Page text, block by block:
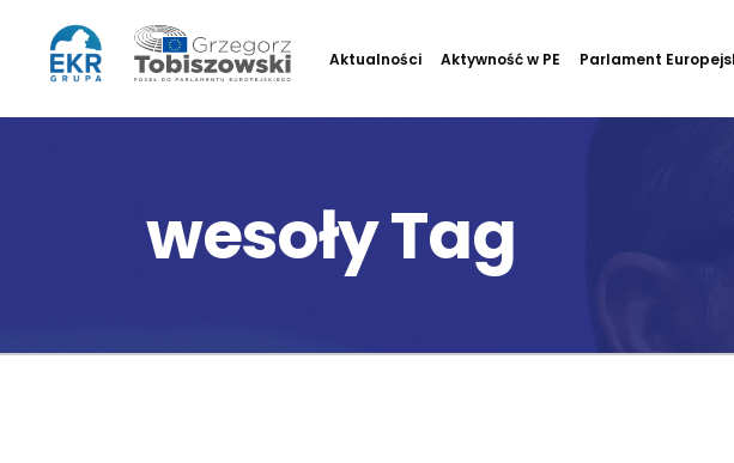
Aktualności Aktywność w PE Parlament
wesoły Tag